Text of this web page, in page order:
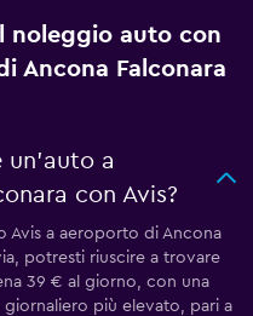
noleggio auto con
Ancona Falconara
un'auto a
con Avis?
Avis a aeroporto di Ancona
potresti riuscire a trovare
39 € al giorno, con una
giornaliero più elevato, pari a